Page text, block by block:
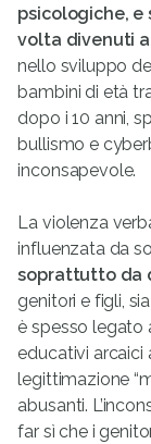
psicologiche, e
volta divenuti
nello sviluppo
bambini di età
dopo i 10 anni,
bullismo e
inconsapevole.
La violenza
influenzata da
soprattutto da
genitori e figli,
è spesso legato
educativi arcaici
legittimazione
abusanti.
far sì che i